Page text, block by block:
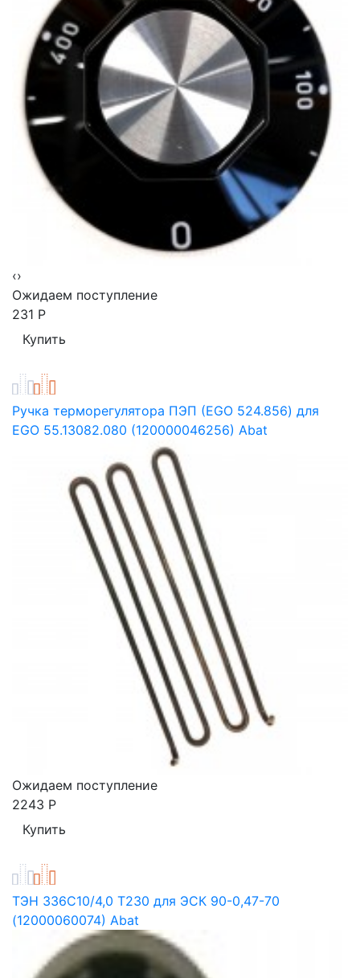
‹›
Ожидаем поступление
231 Р
Ручка терморегулятора ПЭП (EGO 524.856) для
EGO 55.13082.080 (120000046256) Abat
Ожидаем поступление
2243 Р
ТЭН 336С10/4,0 Т230 для ЭСК 90-0,47-70
(12000060074) Abat